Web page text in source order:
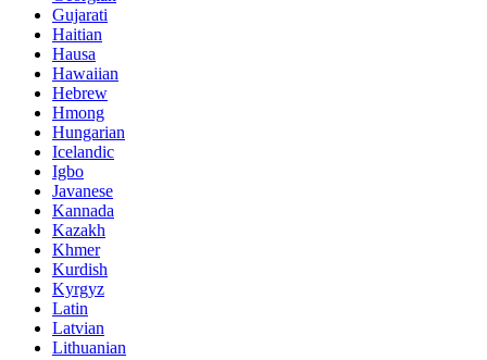
Gujarati
Haitian
Hausa
Hawaiian
Hebrew
Hmong
Hungarian
Icelandic
Igbo
Javanese
Kannada
Kazakh
Khmer
Kurdish
Kyrgyz
Latin
Latvian
Lithuanian